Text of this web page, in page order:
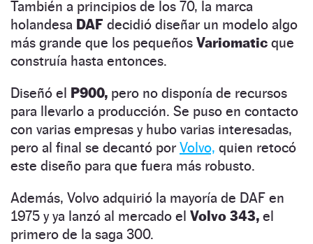
También a principios de los 70, la marca
holandesa DAF decidió diseñar un modelo algo
más grande que los pequeños Variomatic que
construía hasta entonces.
Diseñó el
P900, pero no disponía de recursos
para llevarlo a producción. Se puso en contacto
con varias empresas y hubo varias interesadas,
pero al final se decantó por Volvo, quien retocó
este diseño para que fuera más robusto.
Además, Volvo adquirió la mayoría de DAF en
1975 y ya lanzó al mercado el Volvo 343, el
primero de la saga 300.